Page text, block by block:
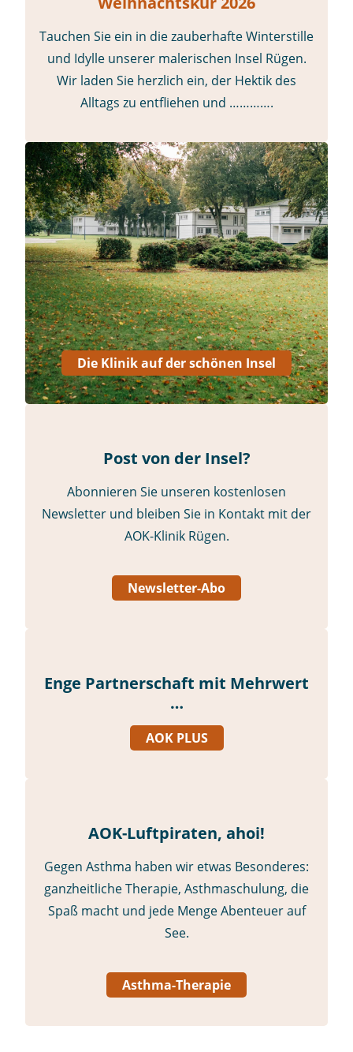
Tauchen Sie ein in die zauberhafte Winterstille
und Idylle unserer malerischen Insel Rügen.
Wir laden Sie herzlich ein, der Hektik des
Alltags zu entfliehen und ………….
Die Klinik auf der schönen Insel
Post von der Insel?
Abonnieren Sie unseren kostenlosen
Newsletter und bleiben Sie in Kontakt mit der
AOK-Klinik Rügen.
Newsletter-Abo
Enge Partnerschaft mit Mehrwert
…
AOK PLUS
AOK-Luftpiraten, ahoi!
Gegen Asthma haben wir etwas Besonderes:
ganzheitliche Therapie, Asthmaschulung, die
Spaß macht und jede Menge Abenteuer auf
See.
Asthma-Therapie